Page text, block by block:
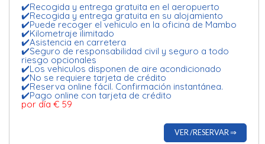
✔️Recogida y entrega gratuita en el aeropuerto
✔️Recogida y entrega gratuita en su alojamiento
✔️Puede recoger el vehiculo en la oficina de Mambo
✔️Kilometraje ilimitado
✔️Asistencia en carretera
✔️Seguro de responsabilidad civil y seguro a todo
riesgo opcionales
✔️Los vehiculos disponen de aire acondicionado
✔️No se requiere tarjeta de crédito
✔️Reserva online fácil. Confirmación instantánea.
✔️Pago online con tarjeta de crédito
por día € 59
VER /RESERVAR ⇒